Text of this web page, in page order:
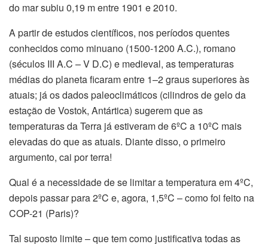
do mar subiu 0,19 m entre 1901 e 2010.
A partir de estudos científicos, nos períodos quentes
conhecidos como minuano (1500-1200 A.C.), romano
(séculos III A.C – V D.C) e medieval, as temperaturas
médias do planeta ficaram entre 1–2 graus superiores às
atuais; já os dados paleoclimáticos (cilindros de gelo da
estação de Vostok, Antártica) sugerem que as
temperaturas da Terra já estiveram de 6ºC a 10ºC mais
elevadas do que as atuais. Diante disso, o primeiro
argumento, cai por terra!
Qual é a necessidade de se limitar a temperatura em 4ºC,
depois passar para 2ºC e, agora, 1,5ºC – como foi feito na
COP-21 (Paris)?
Tal suposto limite – que tem como justificativa todas as